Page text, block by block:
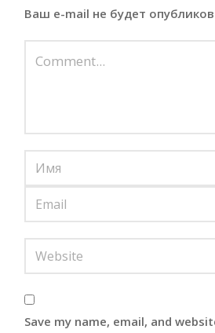
Ваш e-mail не будет
Save my name, email, and